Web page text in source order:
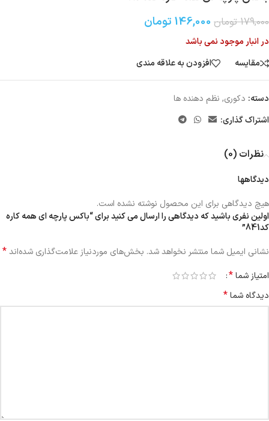
179,000 تومان 146,000 تومان
در انبار موجود نمی باشد
مقایسه
افزودن به علاقه مندی
دسته: دکوری, نظم دهنده ها
اشتراک گذاری:
نظرات (0)
دیدگاهها
هیچ دیدگاهی برای این محصول نوشته نشده است.
اولین نفری باشید که دیدگاهی را ارسال می کنید برای “باكس پارچه ای همه کاره
کد841”
نشانی ایمیل شما منتشر نخواهد شد. بخش‌های موردنیاز علامت‌گذاری شده‌اند*
امتیاز شما*
دیدگاه شما*